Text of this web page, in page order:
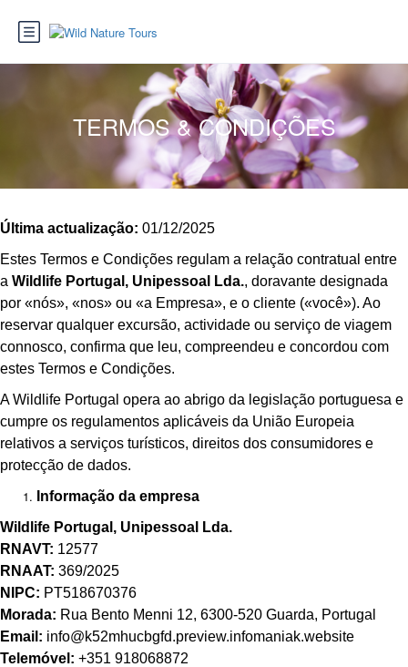
TERMOS & CONDIÇÕES
Última actualização: 01/12/2025
Estes Termos e Condições regulam a relação contratual entre
a Wildlife Portugal, Unipessoal Lda., doravante designada
por «nós», «nos» ou «a Empresa», e o cliente («você»). Ao
reservar qualquer excursão, actividade ou serviço de viagem
connosco, confirma que leu, compreendeu e concordou com
estes Termos e Condições.
A Wildlife Portugal opera ao abrigo da legislação portuguesa e
cumpre os regulamentos aplicáveis da União Europeia
relativos a serviços turísticos, direitos dos consumidores e
protecção de dados.
Informação da empresa
Wildlife Portugal, Unipessoal Lda.
RNAVT: 12577
RNAAT: 369/2025
NIPC: PT518670376
Morada: Rua Bento Menni 12, 6300-520 Guarda, Portugal
Email: info@k52mhucbgfd.preview.infomaniak.website
Telemóvel: +351 918068872